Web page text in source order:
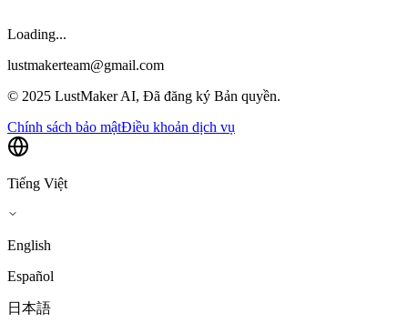
Loading...
lustmakerteam@gmail.com
© 2025 LustMaker AI, Đã đăng ký Bản quyền.
Chính sách bảo mậtĐiều khoản dịch vụ
Tiếng Việt
English
Español
日本語